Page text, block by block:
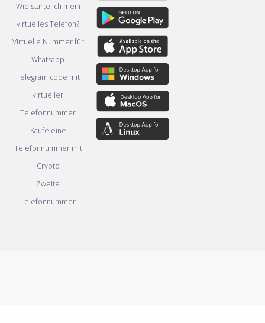
Wie starte ich mein
virtuelles Telefon?
Virtuelle Nummer für
Whatsapp
Telegram code mit
virtueller
Telefonnummer
Kaufe eine
Telefonnummer mit
Crypto
Zweite
Telefonnummer